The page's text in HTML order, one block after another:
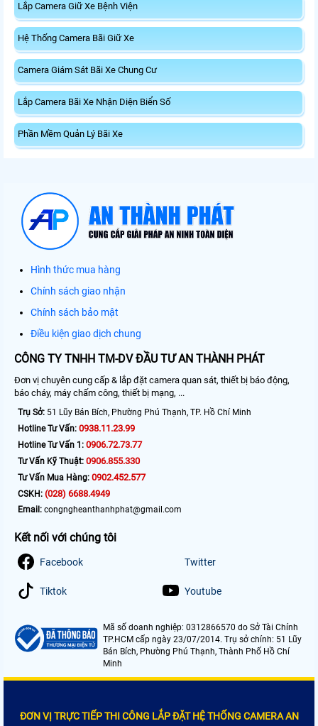
Lắp Camera Giữ Xe Bệnh Viện
Hệ Thống Camera Bãi Giữ Xe
Camera Giám Sát Bãi Xe Chung Cư
Lắp Camera Bãi Xe Nhận Diện Biển Số
Phần Mềm Quản Lý Bãi Xe
Hình thức mua hàng
Chính sách giao nhận
Chính sách bảo mật
Điều kiện giao dịch chung
CÔNG TY TNHH TM-DV ĐẦU TƯ AN THÀNH PHÁT
Đơn vị chuyên cung cấp & lắp đặt camera quan sát, thiết bị báo động,
báo cháy, máy chấm công, thiết bị mạng, ...
Trụ Sở: 51 Lũy Bán Bích, Phường Phú Thạnh, TP. Hồ Chí Minh
Hotline Tư Vấn: 0938.11.23.99
Hotline Tư Vấn 1: 0906.72.73.77
Tư Vấn Kỹ Thuật: 0906.855.330
Tư Vấn Mua Hàng: 0902.452.577
CSKH: (028) 6688.4949
Email: congngheanthanhphat@gmail.com
Kết nối với chúng tôi
Facebook Twitter
Tiktok Youtube
Mã số doanh nghiệp: 0312866570 do Sở Tài Chính
TP.HCM cấp ngày 23/07/2014. Trụ sở chính: 51 Lũy
Bán Bích, Phường Phú Thạnh, Thành Phố Hồ Chí
Minh
ĐƠN VỊ TRỰC TIẾP THI CÔNG LẮP ĐẶT HỆ THỐNG CAMERA AN